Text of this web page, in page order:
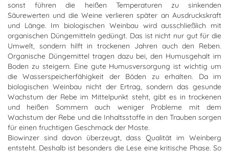
sonst führen die heißen Temperaturen zu sinkenden
Säurewerten und die Weine verlieren später an Ausdruckskraft
und Länge. Im biologischen Weinbau wird ausschließlich mit
organischen Düngemitteln gedüngt. Das ist nicht nur gut für die
Umwelt, sondern hilft in trockenen Jahren auch den Reben.
Organische Düngemittel tragen dazu bei, den Humusgehalt im
Boden zu steigern. Eine gute Humusversorgung ist wichtig um
die Wasserspeicherfähigkeit der Böden zu erhalten. Da im
biologischen Weinbau nicht der Ertrag, sondern das gesunde
Wachstum der Rebe im Mittelpunkt steht, gibt es in trockenen
und heißen Sommern auch weniger Probleme mit dem
Wachstum der Rebe und die Inhaltsstoffe in den Trauben sorgen
für einen fruchtigen Geschmack der Moste.
Biowinzer sind davon überzeugt, dass Qualität im Weinberg
entsteht. Deshalb ist besonders die Lese eine kritische Phase. So